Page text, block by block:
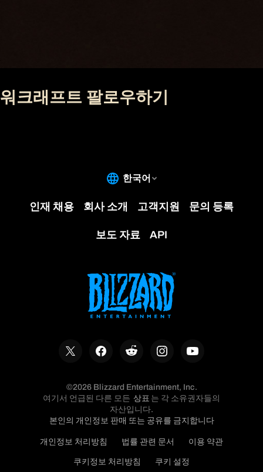
워크래프트 팔로우하기